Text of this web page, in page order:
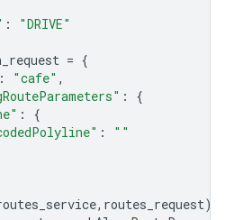
:
"DRIVE"
= {
: "cafe" ,
:
{
:
{
:
""
, routes_request).